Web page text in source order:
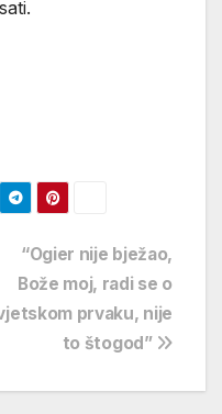
“Ogier nije bježao,
Bože moj, radi se o
prvaku, nije
to štogod”